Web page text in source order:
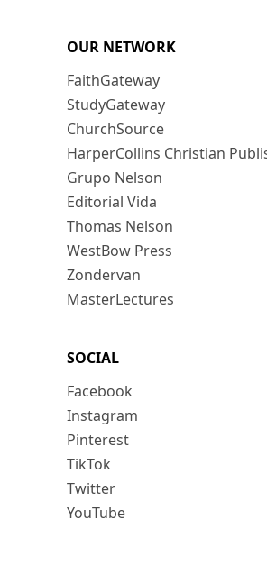
OUR NETWORK
FaithGateway
StudyGateway
ChurchSource
HarperCollins Christian
Grupo Nelson
Editorial Vida
Thomas Nelson
WestBow Press
Zondervan
MasterLectures
SOCIAL
Facebook
Instagram
Pinterest
TikTok
Twitter
YouTube